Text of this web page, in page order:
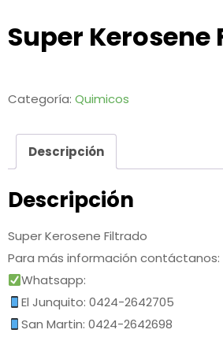
Super Kerosene
Categoría: Quimicos
Descripción
Descripción
Super Kerosene Filtrado
Para más información contáctanos:
Whatsapp:
El Junquito: 0424-2642705
San Martin: 0424-2642698